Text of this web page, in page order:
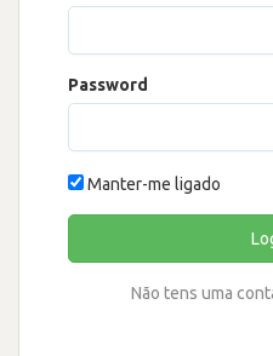
Password
Manter-me ligado
Não tens uma